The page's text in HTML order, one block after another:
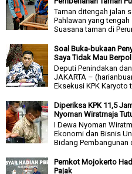
Taman ditengah jalan
Pahlawan yang
Suasana taman di
Soal Buka-bukaan
Saya Tidak Mau
Deputi Penindakan
JAKARTA –
Eksekusi KPK
Diperiksa KPK 11,5
Nyoman Wiratmaja
I Dewa Nyoman
Ekonomi dan Bisnis
Bidang Pembangunan
Pemkot Mojokerto
Pajak